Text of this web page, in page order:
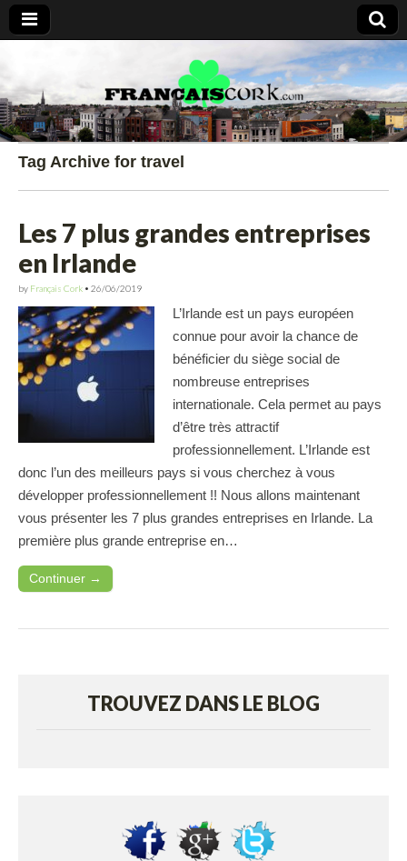
Francais Cork
Tag Archive for travel
Les 7 plus grandes entreprises
en Irlande
by Français Cork • 26/06/2019
L’Irlande est un pays européen
connue pour avoir la chance de
bénéficier du siège social de
nombreuse entreprises
internationale. Cela permet au pays
d’être très attractif
professionnellement. L’Irlande est
donc l’un des meilleurs pays si vous cherchez à vous
développer professionnellement !! Nous allons maintenant
vous présenter les 7 plus grandes entreprises en Irlande. La
première plus grande entreprise en…
Continuer →
TROUVEZ DANS LE BLOG